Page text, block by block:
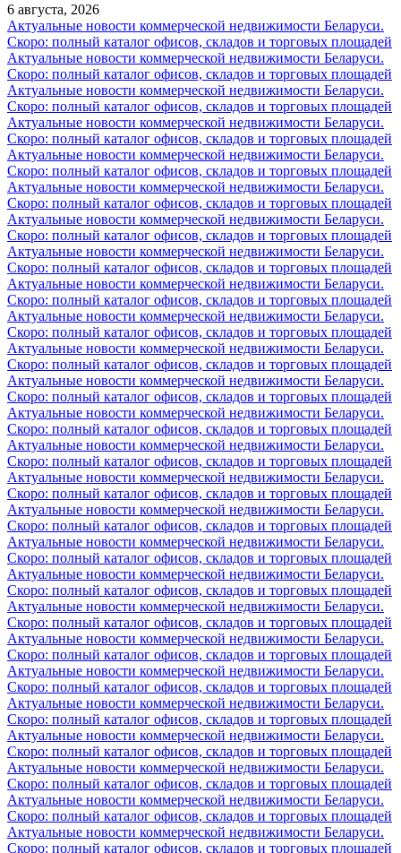
6 августа, 2026
Актуальные новости коммерческой недвижимости Беларуси.
Скоро: полный каталог офисов, складов и торговых площадей
Актуальные новости коммерческой недвижимости Беларуси.
Скоро: полный каталог офисов, складов и торговых площадей
Актуальные новости коммерческой недвижимости Беларуси.
Скоро: полный каталог офисов, складов и торговых площадей
Актуальные новости коммерческой недвижимости Беларуси.
Скоро: полный каталог офисов, складов и торговых площадей
Актуальные новости коммерческой недвижимости Беларуси.
Скоро: полный каталог офисов, складов и торговых площадей
Актуальные новости коммерческой недвижимости Беларуси.
Скоро: полный каталог офисов, складов и торговых площадей
Актуальные новости коммерческой недвижимости Беларуси.
Скоро: полный каталог офисов, складов и торговых площадей
Актуальные новости коммерческой недвижимости Беларуси.
Скоро: полный каталог офисов, складов и торговых площадей
Актуальные новости коммерческой недвижимости Беларуси.
Скоро: полный каталог офисов, складов и торговых площадей
Актуальные новости коммерческой недвижимости Беларуси.
Скоро: полный каталог офисов, складов и торговых площадей
Актуальные новости коммерческой недвижимости Беларуси.
Скоро: полный каталог офисов, складов и торговых площадей
Актуальные новости коммерческой недвижимости Беларуси.
Скоро: полный каталог офисов, складов и торговых площадей
Актуальные новости коммерческой недвижимости Беларуси.
Скоро: полный каталог офисов, складов и торговых площадей
Актуальные новости коммерческой недвижимости Беларуси.
Скоро: полный каталог офисов, складов и торговых площадей
Актуальные новости коммерческой недвижимости Беларуси.
Скоро: полный каталог офисов, складов и торговых площадей
Актуальные новости коммерческой недвижимости Беларуси.
Скоро: полный каталог офисов, складов и торговых площадей
Актуальные новости коммерческой недвижимости Беларуси.
Скоро: полный каталог офисов, складов и торговых площадей
Актуальные новости коммерческой недвижимости Беларуси.
Скоро: полный каталог офисов, складов и торговых площадей
Актуальные новости коммерческой недвижимости Беларуси.
Скоро: полный каталог офисов, складов и торговых площадей
Актуальные новости коммерческой недвижимости Беларуси.
Скоро: полный каталог офисов, складов и торговых площадей
Актуальные новости коммерческой недвижимости Беларуси.
Скоро: полный каталог офисов, складов и торговых площадей
Актуальные новости коммерческой недвижимости Беларуси.
Скоро: полный каталог офисов, складов и торговых площадей
Актуальные новости коммерческой недвижимости Беларуси.
Скоро: полный каталог офисов, складов и торговых площадей
Актуальные новости коммерческой недвижимости Беларуси.
Скоро: полный каталог офисов, складов и торговых площадей
Актуальные новости коммерческой недвижимости Беларуси.
Скоро: полный каталог офисов, складов и торговых площадей
Актуальные новости коммерческой недвижимости Беларуси.
Скоро: полный каталог офисов, складов и торговых площадей